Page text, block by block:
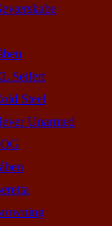
Seifert
Steel
Unarmed